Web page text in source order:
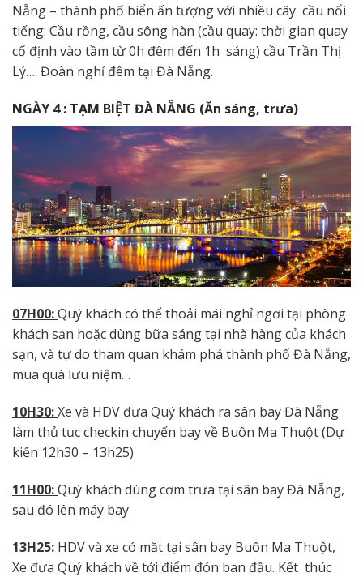
Nẵng – thành phố biển ấn tượng với nhiều cây cầu nổi
tiếng: Cầu rồng, cầu sông hàn (cầu quay: thời gian quay
cố định vào tầm từ 0h đêm đến 1h sáng) cầu Trần Thị
Lý…. Đoàn nghỉ đêm tại Đà Nẵng.
NGÀY 4: TẠM BIỆT ĐÀ NẴNG (Ăn sáng, trưa)
07H00:Quý khách có thể thoải mái nghỉ ngơi tại phòng
khách sạn hoặc dùng bữa sáng tại nhà hàng của khách
sạn, và tự do tham quan khám phá thành phố Đà Nẵng,
mua quà lưu niệm…
10H30:Xe và HDV đưa Quý khách ra sân bay Đà Nẵng
làm thủ tục checkin chuyến bay về Buôn Ma Thuột (Dự
kiến 12h30 – 13h25)
11H00:Quý khách dùng cơm trưa tại sân bay Đà Nẵng,
sau đó lên máy bay
13H25: HDV và xe có măt tại sân bay Buôn Ma Thuột,
Xe đưa Quý khách về tới điểm đón ban đầu. Kết thúc